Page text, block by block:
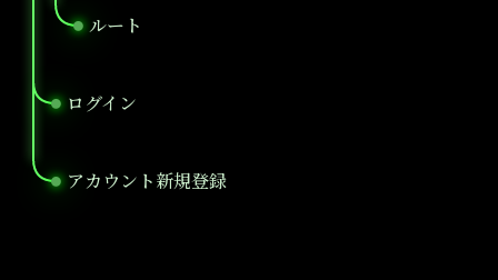
ルート
●
ログイン
●
アカウント新規登録
●